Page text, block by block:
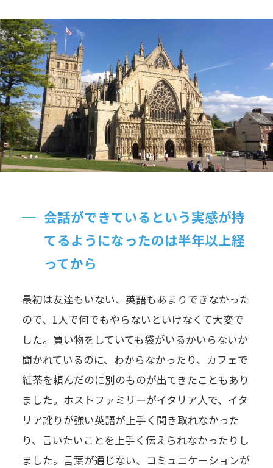
会話ができているという実感が持
てるようになったのは半年以上経
ってから
最初は友達もいない、英語もあまりできなかった
ので、1人で何でもやらないといけなくて大変で
した。買い物をしていても袋がいるかいらないか
聞かれているのに、わからなかったり、カフェで
紅茶を頼んだのに別のものが出てきたこともあり
ました。ホストファミリーがイタリア人で、イタ
リア訛りが強い英語が上手く聞き取れなかった
り、言いたいことを上手く伝えられなかったりし
ました。言葉が通じない、コミュニケーションが